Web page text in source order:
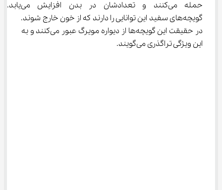
حمله می‌کنند و تعدادشان در بدن افزایش می‌یابد.
گویچه‌های سفید این توانایی را دارند که از خون خارج شوند.
در حقیقت این گویچه‌ها از دیواره مویرگ عبور می‌کنند و به
این ویژگی تراگذری می‌گویند.